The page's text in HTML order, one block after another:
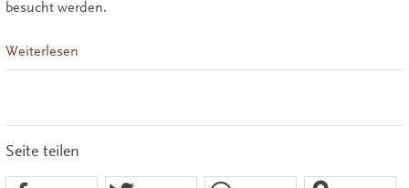
besucht werden.
Weiterlesen
Seite teilen